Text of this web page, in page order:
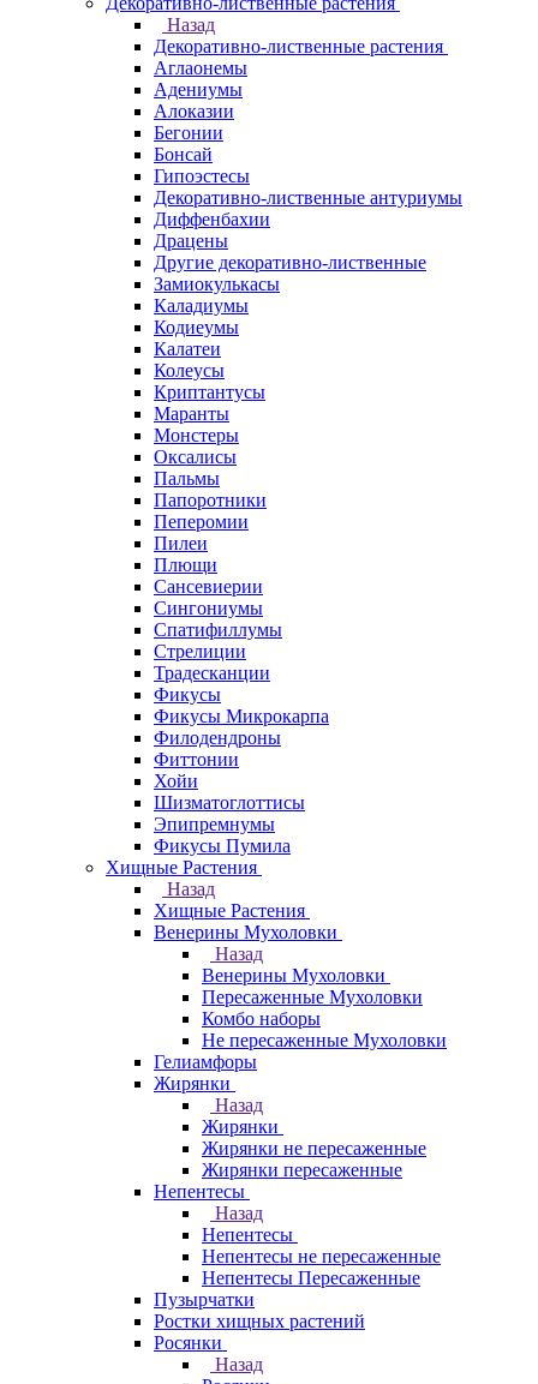
Назад
Декоративно-лиственные растения
Аглаонемы
Адениумы
Алоказии
Бегонии
Бонсай
Гипоэстесы
Декоративно-лиственные антуриумы
Диффенбахии
Драцены
Другие декоративно-лиственные
Замиокулькасы
Каладиумы
Кодиеумы
Калатеи
Колеусы
Криптантусы
Маранты
Монстеры
Оксалисы
Пальмы
Папоротники
Пеперомии
Пилеи
Плющи
Сансевиерии
Сингониумы
Спатифиллумы
Стрелиции
Традесканции
Фикусы
Фикусы Микрокарпа
Филодендроны
Фиттонии
Хойи
Шизматоглоттисы
Эпипремнумы
Фикусы Пумила
Хищные Растения
Назад
Хищные Растения
Венерины Мухоловки
Назад
Венерины Мухоловки
Пересаженные Мухоловки
Комбо наборы
Не пересаженные Мухоловки
Гелиамфоры
Жирянки
Назад
Жирянки
Жирянки не пересаженные
Жирянки пересаженные
Непентесы
Назад
Непентесы
Непентесы не пересаженные
Непентесы Пересаженные
Пузырчатки
Ростки хищных растений
Росянки
Назад